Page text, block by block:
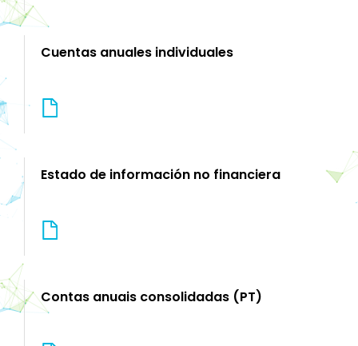
Cuentas anuales individuales
Estado de información no financiera
Contas anuais consolidadas (PT)